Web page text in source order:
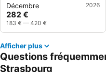
Décembre 2026
282 €
183 € — 420 €
Afficher plus
Questions
Strasbourg